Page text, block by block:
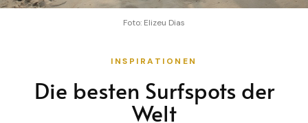
Foto: Elizeu Dias
INSPIRATIONEN
Die besten Surfspots der
Welt